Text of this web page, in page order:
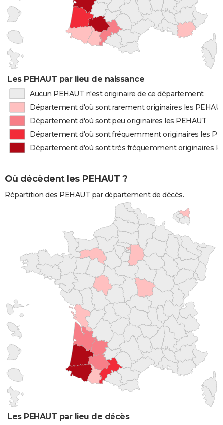
Les PEHAUT par lieu de naissance
Aucun PEHAUT n'est originaire de ce département
Département d'où sont rarement originaires les
Département d'où sont peu originaires les PEHAUT
Département d'où sont fréquemment originaires les
Département d'où sont très fréquemment originaires
Où décèdent les PEHAUT ?
Répartition des PEHAUT par département de décès.
Les PEHAUT par lieu de décès